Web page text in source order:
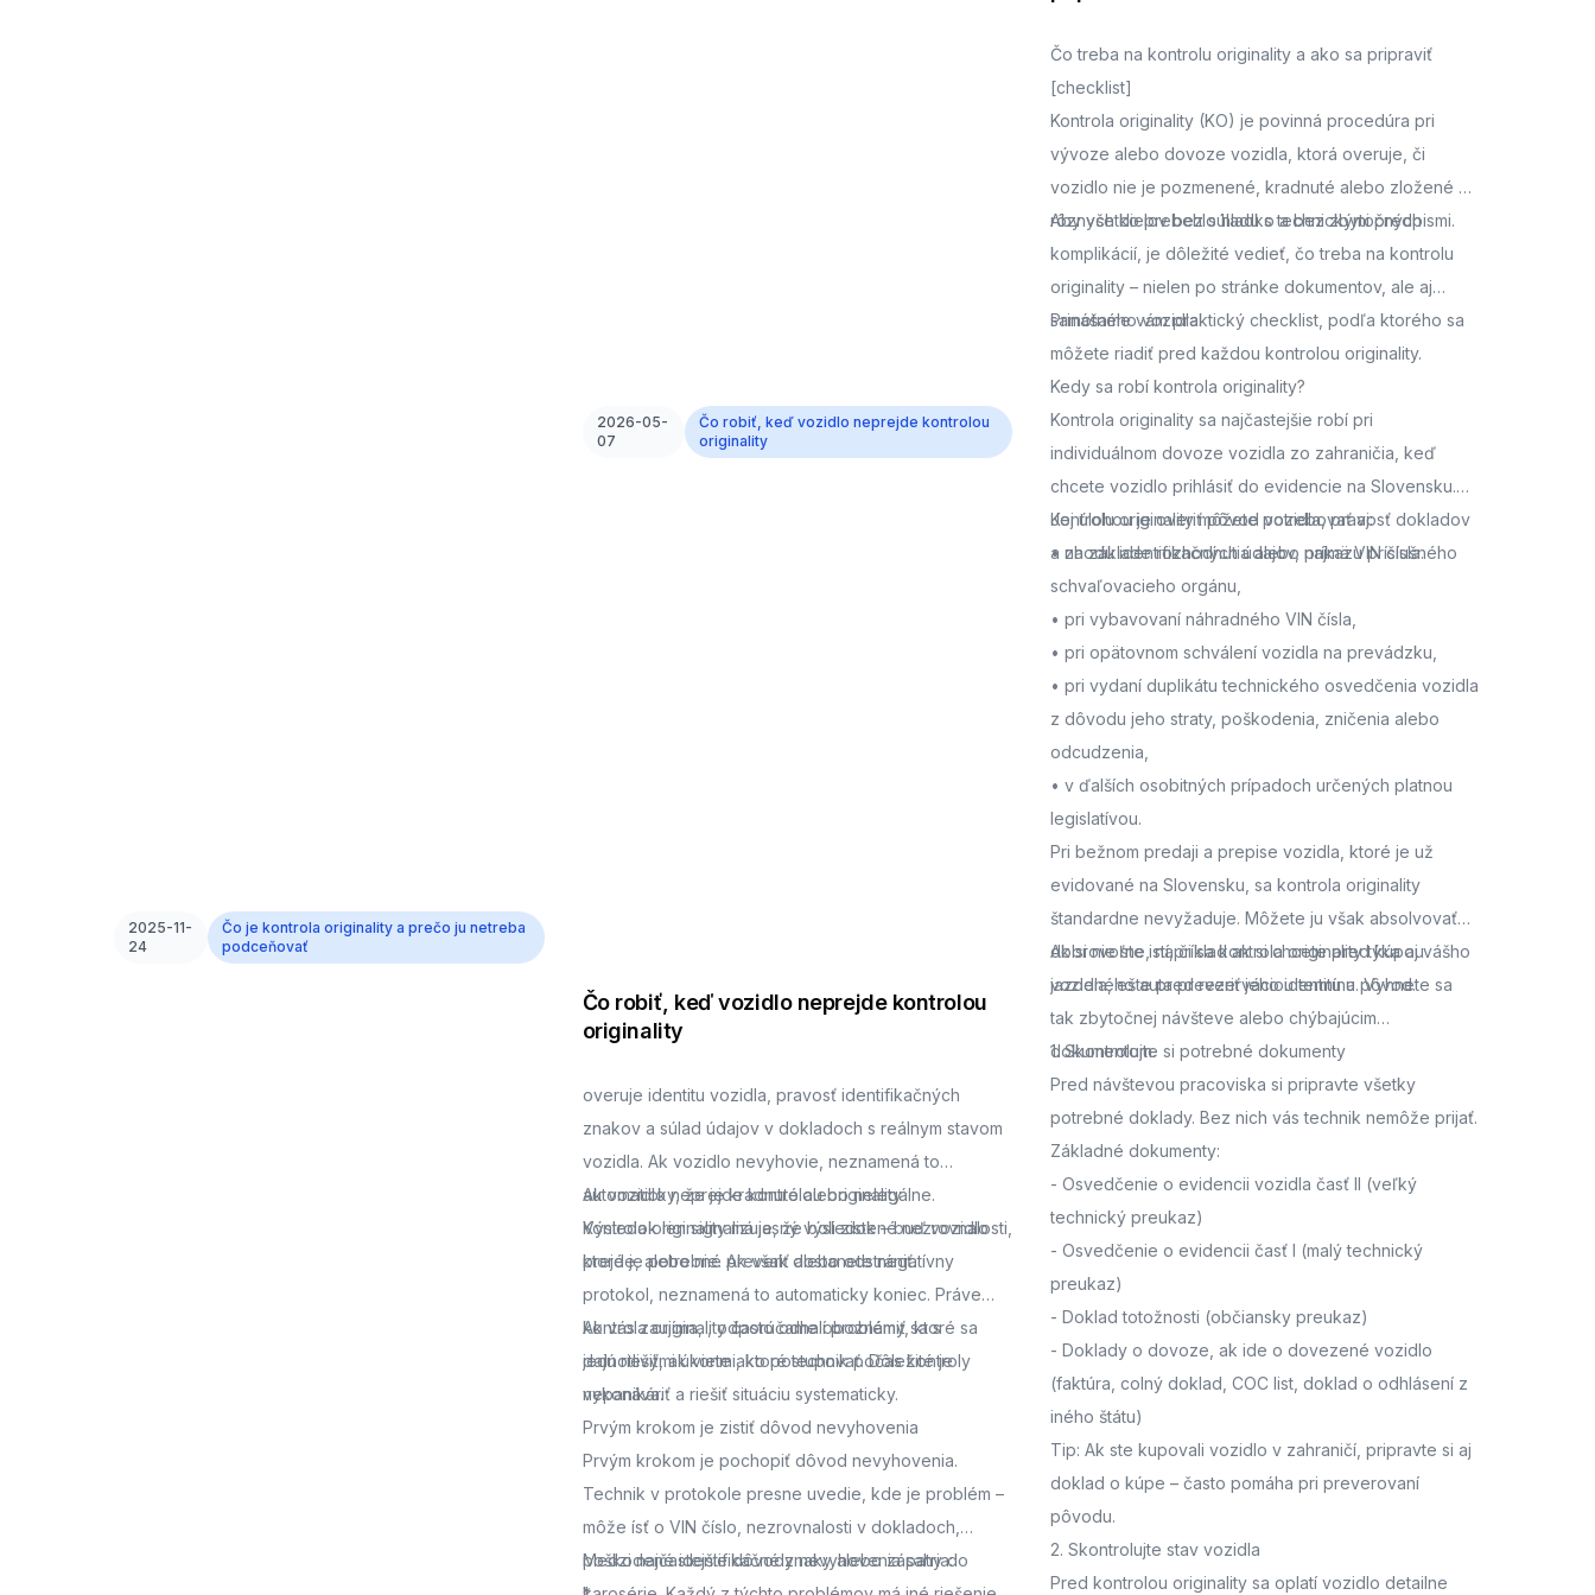
2025-11-
24
Čo je kontrola originality a prečo ju netreba
podceňovať
2026-05-
07
Čo robiť, keď vozidlo neprejde kontrolou
originality
Čo robiť, keď vozidlo neprejde kontrolou
originality
overuje identitu vozidla, pravosť identifikačných
znakov a súlad údajov v dokladoch s reálnym stavom
vozidla. Ak vozidlo nevyhovie, neznamená to
automaticky, že je kradnuté alebo nelegálne.
Výsledok len signalizuje, že boli zistené nezrovnalosti,
ktoré je potrebné preveriť alebo odstrániť.
Ak vozidlo neprejde kontrolou originality
Kontrola originality má jasný výsledok – buď vozidlo
prejde, alebo nie. Ak však dostanete negatívny
protokol, neznamená to automaticky koniec. Práve
kontrola originality často odhalí problémy, ktoré sa
dajú riešiť, ak viete ako postupovať. Dôležité je
nepanikáriť a riešiť situáciu systematicky.
Ak vás zaujíma,, odporúčame oboznámiť sa s
jednotlivými úkonmi, ktoré technik počas kontroly
vykonáva.
Prvým krokom je zistiť dôvod nevyhovenia
Prvým krokom je pochopiť dôvod nevyhovenia.
Technik v protokole presne uvedie, kde je problém –
môže ísť o VIN číslo, nezrovnalosti v dokladoch,
poškodené identifikačné znaky alebo zásahy do
Medzi najčastejšie dôvody nevyhovenia patria:
Čo treba na kontrolu originality a ako sa pripraviť
[checklist]
Kontrola originality (KO) je povinná procedúra pri
vývoze alebo dovoze vozidla, ktorá overuje, či
vozidlo nie je pozmenené, kradnuté alebo zložené z
rôznych dielov bez súladu s technickými predpismi.
Aby všetko prebehlo hladko a bez zbytočných
komplikácií, je dôležité vedieť, čo treba na kontrolu
originality – nielen po stránke dokumentov, ale aj
samotného vozidla.
Prinášame vám praktický checklist, podľa ktorého sa
môžete riadiť pred každou kontrolou originality.
Kedy sa robí kontrola originality?
Kontrola originality sa najčastejšie robí pri
individuálnom dovoze vozidla zo zahraničia, keď
chcete vozidlo prihlásiť do evidencie na Slovensku.
Jej úlohou je overiť pôvod vozidla, pravosť dokladov
a zhodu identifikačných údajov, najmä VIN čísla.
Kontrolu originality môžete potrebovať aj:
• na základe rozhodnutia alebo príkazu príslušného
schvaľovacieho orgánu,
• pri vybavovaní náhradného VIN čísla,
• pri opätovnom schválení vozidla na prevádzku,
• pri vydaní duplikátu technického osvedčenia vozidla
z dôvodu jeho straty, poškodenia, zničenia alebo
odcudzenia,
• v ďalších osobitných prípadoch určených platnou
legislatívou.
Pri bežnom predaji a prepise vozidla, ktoré je už
evidované na Slovensku, sa kontrola originality
štandardne nevyžaduje. Môžete ju však absolvovať
dobrovoľne, napríklad ak si chcete pred kúpou
jazdeného auta preveriť jeho identitu a pôvod.
Ak si nie ste istí, či sa kontrola originality týka aj vášho
vozidla,ešte pred rezerváciou termínu. Vyhnete sa
tak zbytočnej návšteve alebo chýbajúcim
dokumentom.
1. Skontrolujte si potrebné dokumenty
Pred návštevou pracoviskasi pripravte všetky
potrebné doklady. Bez nich vás technik nemôže prijať.
Základné dokumenty:
-Osvedčenie o evidencii vozidla časť II (veľký
technický preukaz)
-Osvedčenie o evidencii časť I (malý technický
preukaz)
-Doklad totožnosti (občiansky preukaz)
-Doklady o dovoze, ak ide o dovezené vozidlo
(faktúra, colný doklad, COC list, doklad o odhlásení z
iného štátu)
Tip: Ak ste kupovali vozidlo v zahraničí, pripravte si aj
doklad o kúpe – často pomáha pri preverovaní
pôvodu.
2. Skontrolujte stav vozidla
Pred kontrolou originality sa oplatí vozidlo detailne